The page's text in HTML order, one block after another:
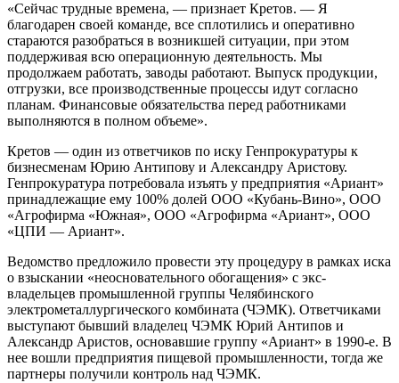
«Сейчас трудные времена, — признает Кретов. — Я
благодарен своей команде, все сплотились и оперативно
стараются разобраться в возникшей ситуации, при этом
поддерживая всю операционную деятельность. Мы
продолжаем работать, заводы работают. Выпуск продукции,
отгрузки, все производственные процессы идут согласно
планам. Финансовые обязательства перед работниками
выполняются в полном объеме».
Кретов — один из ответчиков по иску Генпрокуратуры к
бизнесменам Юрию Антипову и Александру Аристову.
Генпрокуратура потребовала изъять у предприятия «Ариант»
принадлежащие ему 100% долей ООО «Кубань-Вино», ООО
«Агрофирма «Южная», ООО «Агрофирма «Ариант», ООО
«ЦПИ — Ариант».
Ведомство предложило провести эту процедуру в рамках иска
о взыскании «неосновательного обогащения» с экс-
владельцев промышленной группы Челябинского
электрометаллургического комбината (ЧЭМК). Ответчиками
выступают бывший владелец ЧЭМК Юрий Антипов и
Александр Аристов, основавшие группу «Ариант» в 1990-е. В
нее вошли предприятия пищевой промышленности, тогда же
партнеры получили контроль над ЧЭМК.